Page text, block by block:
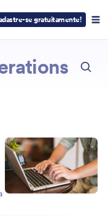
se gratuitamente!
ESC